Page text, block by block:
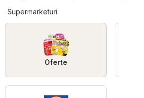
Supermarketuri
Oferte